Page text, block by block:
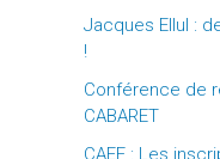
Jacques Ellul :
!
Conférence de
CABARET